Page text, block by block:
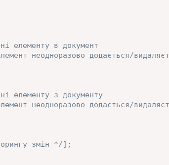
елементу в документ
неодноразово додається/
елементу з документу
неодноразово додається/
змін */] ;